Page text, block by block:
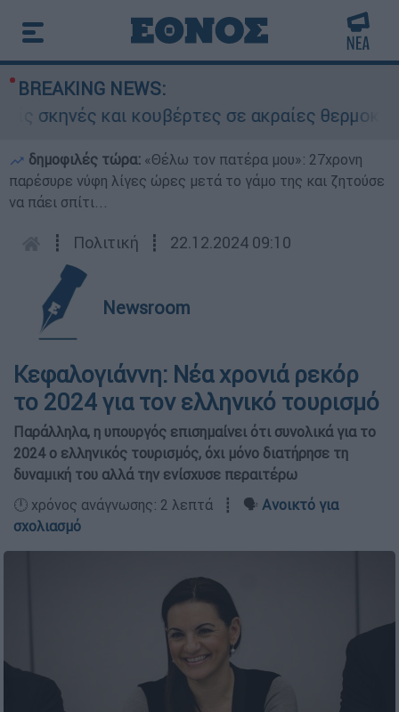
BREAKING NEWS:
σκηνές και κουβέρτες σε ακραίες
δημοφιλές τώρα: «Θέλω τον πατέρα μου»: 27χρονη
παρέσυρε νύφη λίγες ώρες μετά το γάμο της και ζητούσε
να πάει σπίτι...
┋ Πολιτική ┋ 22.12.2024 09:10
Newsroom
Κεφαλογιάννη: Νέα χρονιά ρεκόρ
το 2024 για τον ελληνικό τουρισμό
Παράλληλα, η υπουργός επισημαίνει ότι συνολικά για το
2024 ο ελληνικός τουρισμός, όχι μόνο διατήρησε τη
δυναμική του αλλά την ενίσχυσε περαιτέρω
🕛 χρόνος ανάγνωσης: 2 λεπτά ┋ 🗣️ Ανοικτό για
σχολιασμό